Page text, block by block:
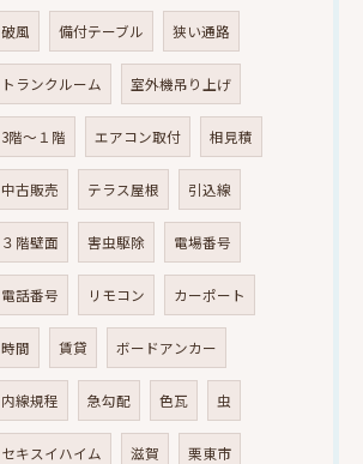
破風 備付テーブル 狭い通路
トランクルーム 室外機吊り上げ
3階～１階 エアコン取付 相見積
中古販売 テラス屋根 引込線
３階壁面 害虫駆除 電場番号
電話番号 リモコン カーポート
時間 賃貸 ボードアンカー
内線規程 急勾配 色瓦 虫
セキスイハイム 滋賀 栗東市